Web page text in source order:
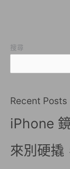
搜尋
Recent Posts
iPhone
來別硬撬